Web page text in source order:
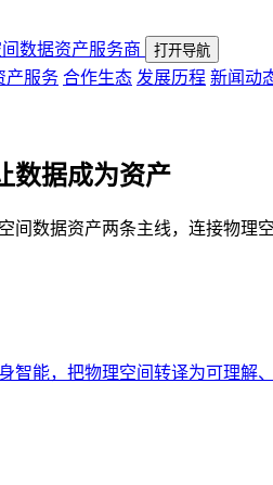
数据资产服务商
打开导航
产服务 合作生态 发展历程 新闻动
数据成为资产
间数据资产两条主线，连接物理
智能，把物理空间转译为可理解